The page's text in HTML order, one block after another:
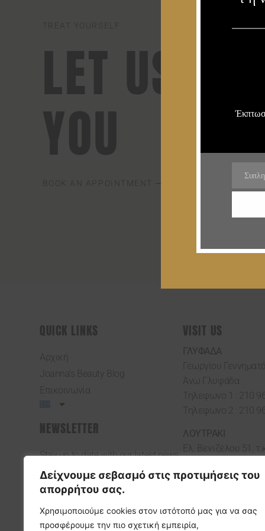
Δείχνουμε σεβασμό στις προτιμήσεις του
απορρήτου σας.
Χρησιμοποιούμε cookies στον ιστότοπό μας για να σας
προσφέρουμε την πιο σχετική εμπειρία,
TREAT YOURSELF
LET US
YOU
BOOK AN APPOINTMENT ⟶
QUICK LINKS
Αρχική
Joanna’s Beauty Blog
Επικοινωνία
NEWSLETTER
Stay up to date with our latest news,
receive exclusive deals, and more.
VISIT US
ΓΛΥΦΑΔΑ
Γεωργίου
Άνω Γλυφάδα
Τηλεφωνο 1 : 210
Τηλεφωνο 2 : 210
ΛΟΥΤΡΑΚΙ
Ελ. Βενιζέλου 51,
Τηλεφωνο 1 :
ΛΟΥΤΡΑΚΙ 2
Email